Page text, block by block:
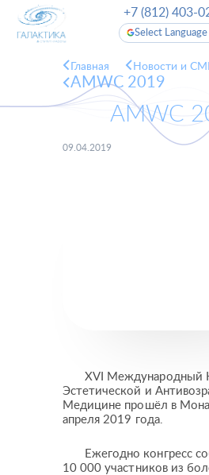
Select Language
+7 (812) 403-
Главная Новости и
AMWC 2019
AMWC
09.04.2019
XVI Международный
Эстетической и
Медицине прошёл в
апреля 2019 года.
Ежегодно конгресс
10 000 участников из